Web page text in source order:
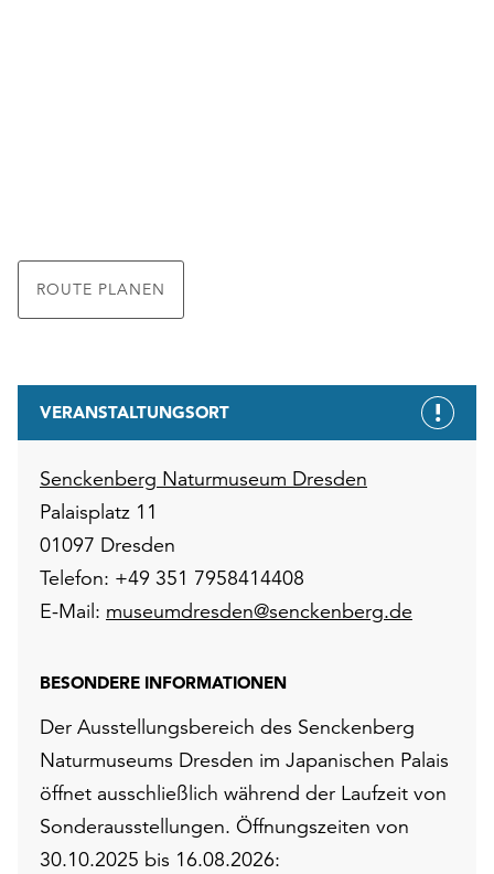
ROUTE PLANEN
VERANSTALTUNGSORT
Senckenberg Naturmuseum Dresden
Palaisplatz 11
01097 Dresden
Telefon: +49 351 7958414408
E-Mail: museumdresden@senckenberg.de
BESONDERE INFORMATIONEN
Der Ausstellungsbereich des Senckenberg
Naturmuseums Dresden im Japanischen Palais
öffnet ausschließlich während der Laufzeit von
Sonderausstellungen. Öffnungszeiten von
30.10.2025 bis 16.08.2026: